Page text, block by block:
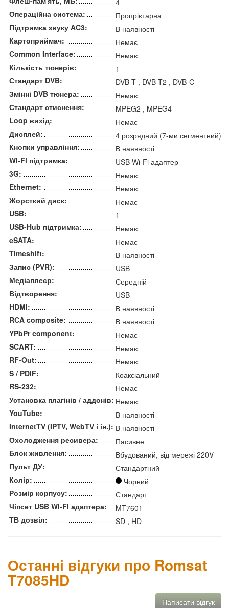
4
Операційна система:
Пропрієтарна
Підтримка звуку AC3:
В наявності
Картоприймач:
Немає
Common Interface:
Немає
Кількість тюнерів:
1
Стандарт DVB:
DVB-T , DVB-T2 , DVB-C
Змінні DVB тюнера:
Немає
Стандарт стиснення:
MPEG2 , MPEG4
Loop вихід:
Немає
Дисплей:
4 розрядний (7-ми сегментний)
Кнопки управління:
В наявності
Wi-Fi підтримка:
USB Wi-Fi адаптер
3G:
Немає
Ethernet:
Немає
Жорсткий диск:
Немає
USB:
1
USB-Hub підтримка:
Немає
eSATA:
Немає
Timeshift:
В наявності
Запис (PVR):
USB
Медіаплеєр:
Середній
Відтворення:
USB
HDMI:
В наявності
RCA composite:
В наявності
YPbPr component:
Немає
SCART:
Немає
RF-Out:
Немає
S / PDIF:
Коаксіальний
RS-232:
Немає
Установка плагінів / аддонів: Немає
YouTube:
В наявності
InternetTV (IPTV, WebTV і ін.): В наявності
Охолодження ресивера:
Пасивне
Блок живлення:
Вбудований, від мережі 220V
Пульт ДУ:
Стандартний
Колір:
Чорний
Розмір корпусу:
Стандарт
Чіпсет USB Wi-Fi адаптера:
MT7601
ТВ дозвіл:
SD , HD
Останні відгуки про Romsat
T7085HD
Написати відгук